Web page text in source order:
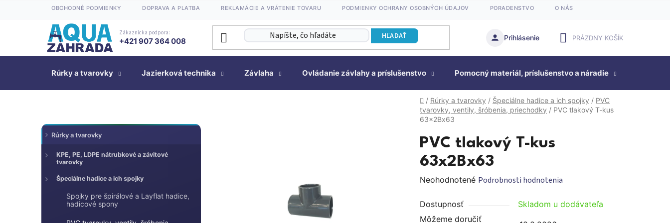
OBCHODNÉ PODMIENKY DOPRAVA A PLATBA REKLAMÁCIE A VRÁTENIE TOVARU PODMIENKY OCHRANY OSOBNÝCH ÚDAJOV PORADENSTVO O NÁS
Zákaznícka podpora:
+421 907 364 008
HĽADAŤ Prihlásenie
KOŠÍK
PRÁZDNY KOŠÍK
Rúrky a tvarovky Jazierková technika Závlaha Ovládanie závlahy a príslušenstvo Pomocný materiál, príslušenstvo a náradie
Domov
/ Rúrky a tvarovky / Špeciálne hadice a ich spojky / PVC
tvarovky, ventily, šróbenia, priechodky / PVC tlakový T-kus
63x2Bx63
B
o
č
ý
Preskočiť
kategórie
K
a
g
Rúrky a tvarovky
KPE, PE, LDPE nátrubkové a závitové
tvarovky
Špeciálne hadice a ich spojky
Spojky pre špirálové a Layflat hadice,
hadicové spony
PVC tlakový T-kus
63x2Bx63
Priemerné
produktu
je
Neohodnotené Podrobnosti hodnotenia
Dostupnosť
Skladom u dodávateľa
Môžeme doručiť